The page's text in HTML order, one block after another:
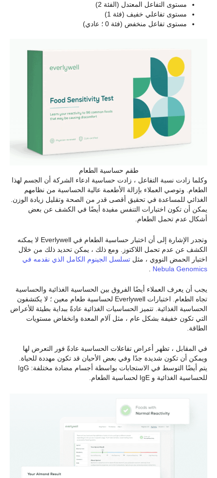
مستوى التفاعل المعتدل (الفئة 2)
مستوى تفاعلي خفيف (فئة 1)
مستوى تفاعل منخفض (فئة 0 ؛ عادي)
طقم حساسية الطعام
وكلما زادت نسبة التفاعل ، زادت حساسية ادعاء الشركة أن الجسم لهذا
الطعام. وتوصي العملاء بإزالة الأطعمة عالية الحساسية من نظامهم
الغذائي للمساعدة في تحقيق أقصى قدر من الصحة وتقليل زيادة الوزن.
يمكن أن تكون اختبارات التنفس مفيدة أيضًا في الكشف عن بعض
أشكال عدم تحمل الطعام.
وتجدر الإشارة إلى أن اختبار حساسية الطعام في Everlywell لا يمكنه
الكشف عن عدم تحمل اللاكتوز. ومع ذلك ، يمكن تحديد ذلك من خلال
اختبار الحمض النووي ، مثل تسلسل الجينوم الكامل الذي نقدمه في
Nebula Genomics
يجب أن يعرف العملاء أيضًا الفروق بين الحساسية الغذائية والحساسية
تجاه الطعام. اختبارات Everlywell لحساسية طعام معين ؛ لا يكتشفون
الحساسية الغذائية. تتميز الحساسيات الغذائية عادةً ببداية بطيئة للأعراض
التي تكون خفيفة بشكل عام ، مثل آلام المعدة وانخفاض مستويات
الطاقة.
في المقابل ، تظهر أعراض تفاعلات الحساسية عادةً فور التعرض لها
ويمكن أن تكون شديدة جدًا وفي بعض الأحيان قد تكون مهددة للحياة.
يتم أيضًا التوسط في الاستجابات بواسطة أجسام مضادة مختلفة: IgG
للحساسية الغذائية و IgE لحساسية الطعام.